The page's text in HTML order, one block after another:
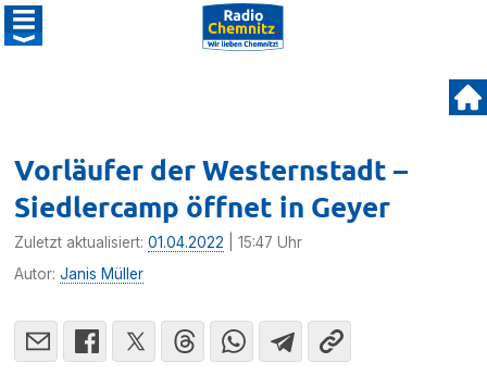
Vorläufer der Westernstadt –
Siedlercamp öffnet in Geyer
Zuletzt aktualisiert:01.04.2022 | 15:47 Uhr
Autor:Janis Müller